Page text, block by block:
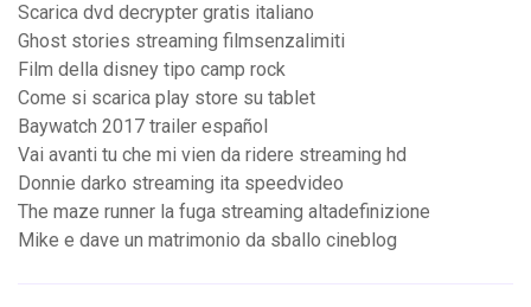
Scarica dvd decrypter gratis italiano
Ghost stories streaming filmsenzalimiti
Film della disney tipo camp rock
Come si scarica play store su tablet
Baywatch 2017 trailer español
Vai avanti tu che mi vien da ridere streaming hd
Donnie darko streaming ita speedvideo
The maze runner la fuga streaming altadefinizione
Mike e dave un matrimonio da sballo cineblog